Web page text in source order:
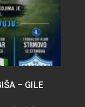
– GILE